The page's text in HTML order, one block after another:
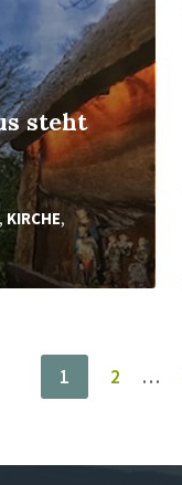
steht
, KIRCHE,
1 2 …